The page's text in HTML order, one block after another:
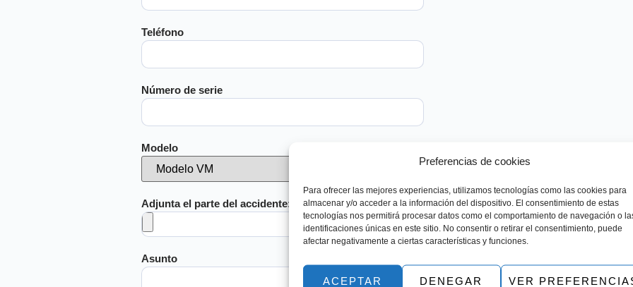
Preferencias de cookies
Para ofrecer las mejores experiencias, utilizamos tecnologías como las cookies para
almacenar y/o acceder a la información del dispositivo. El consentimiento de estas
tecnologías nos permitirá procesar datos como el comportamiento de navegación o
identificaciones únicas en este sitio. No consentir o retirar el consentimiento, puede
afectar negativamente a ciertas características y funciones.
ACEPTAR DENEGAR VER
Teléfono
Número de serie
Modelo
Adjunta el parte del accidente:
Asunto